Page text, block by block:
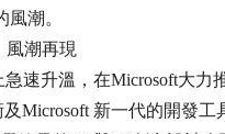
潮。
潮再現
速升溫，在Microsoft大力
Microsoft 新一代的開發工